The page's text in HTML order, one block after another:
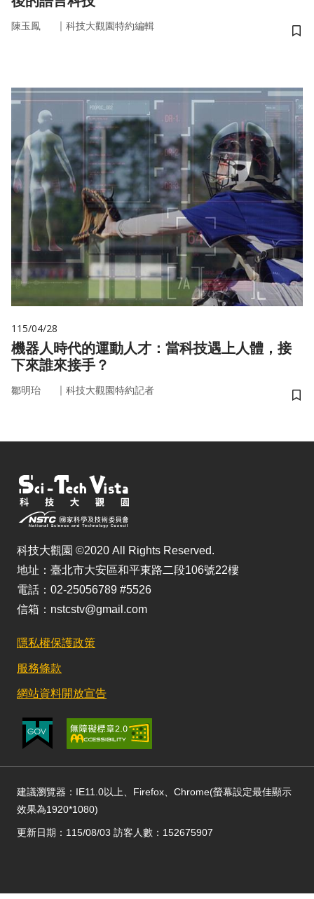
陳玉鳳 ｜ 科技大觀園特約編輯
儲
115/04/28
機器人時代的運動人才：當科技遇上人體，接
下來誰來接手？
鄒明珆 ｜ 科技大觀園特約記者
儲
科技大觀園 ©2020 All Rights Reserved.
地址：臺北市大安區和平東路二段106號22樓
電話：02-25056789 #5526
信箱：nstcstv@gmail.com
隱私權保護政策
服務條款
網站資料開放宣告
建議瀏覽器：IE11.0以上、Firefox、Chrome(螢幕設定最佳顯示
效果為1920*1080)
更新日期：115/08/03 訪客人數：152675907